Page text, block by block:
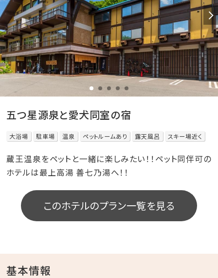
五つ星源泉と愛犬同室の宿
大浴場 駐車場 温泉 ペットルームあり 露天風呂 スキー場近く
蔵王温泉をペットと一緒に楽しみたい！！ペット同伴可の
ホテルは最上高湯 善七乃湯へ！！
このホテルのプラン一覧を見る
基本情報